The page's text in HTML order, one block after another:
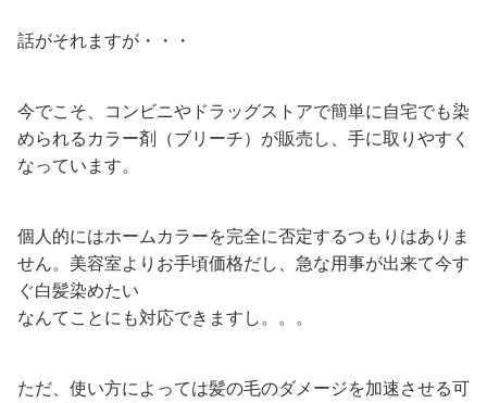
話がそれますが・・・
今でこそ、コンビニやドラッグストアで簡単に自宅でも染
められるカラー剤（ブリーチ）が販売し、手に取りやすく
なっています。
個人的にはホームカラーを完全に否定するつもりはありま
せん。美容室よりお手頃価格だし、急な用事が出来て今す
ぐ白髪染めたい
なんてことにも対応できますし。。。
ただ、使い方によっては髪の毛のダメージを加速させる可